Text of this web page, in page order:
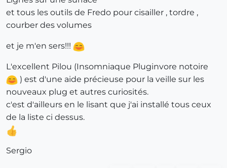
et tous les outils de Fredo pour cisailler , tordre ,
courber des volumes
et je m'en sers!!!
L'excellent Pilou (Insomniaque Pluginvore notoire
) est d'une aide précieuse pour la veille sur les
nouveaux plug et autres curiosités.
c'est d'ailleurs en le lisant que j'ai installé tous ceux
de la liste ci dessus.
Sergio